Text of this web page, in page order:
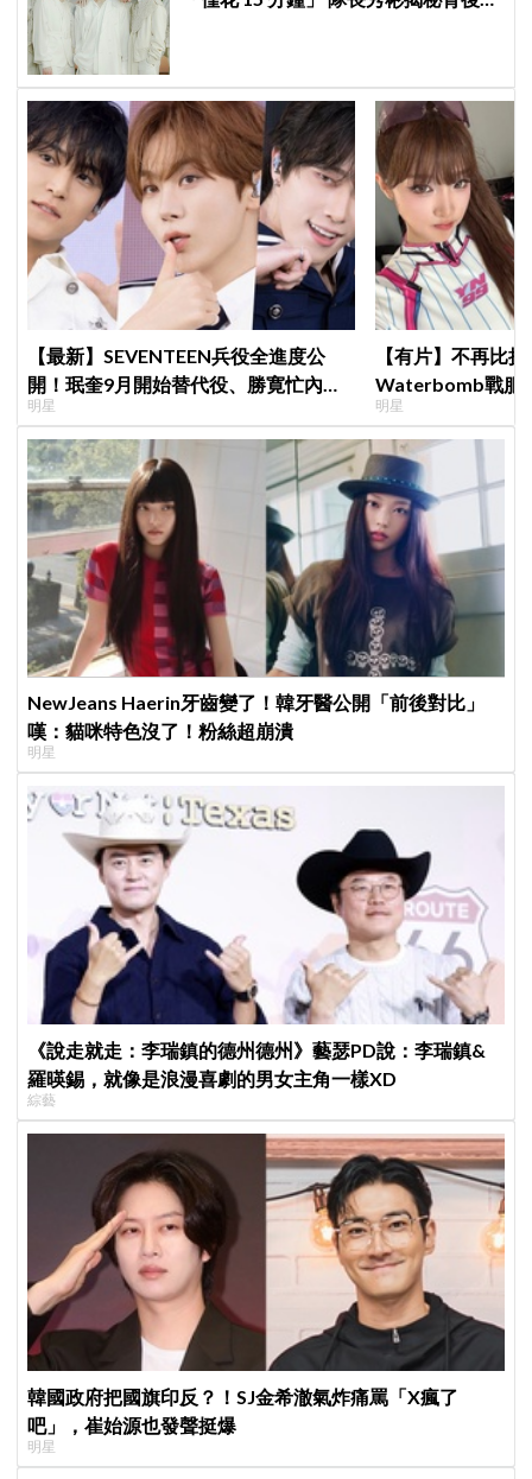
【最新】SEVENTEEN兵役全進度公
開！珉奎9月開始替代役、勝寛忙內
DINO軍樂隊10月入伍
明星
【有片】不再比
Waterbomb戰服
評，逆向操作炸
明星
NewJeans Haerin牙齒變了！韓牙醫公開「前後對比」
嘆：貓咪特色沒了！粉絲超崩潰
明星
《說走就走：李瑞鎮的德州德州》藝瑟PD說：李瑞鎮&
羅暎錫，就像是浪漫喜劇的男女主角一樣XD
綜藝
韓國政府把國旗印反？！SJ金希澈氣炸痛罵「X瘋了
吧」，崔始源也發聲挺爆
明星